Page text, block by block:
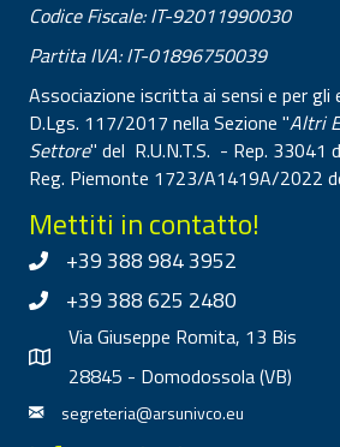
Codice Fiscale: IT-92011990030
Partita IVA: IT-01896750039
Associazione iscritta ai sensi e per
D.Lgs. 117/2017 nella Sezione "Altri
Settore" del R.U.N.T.S. - Rep. 33041
Reg. Piemonte 1723/A1419A/2022
Mettiti in contatto!
+39 388 984 3952
+39 388 625 2480
Via Giuseppe Romita, 13 Bis
28845 - Domodossola (VB)
segreteria@arsunivco.eu